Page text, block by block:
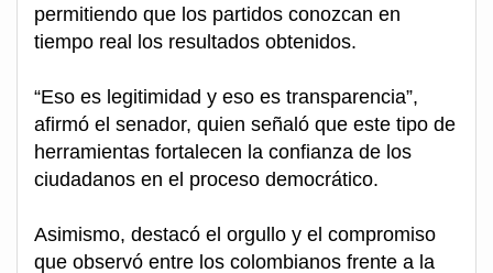
permitiendo que los partidos conozcan en
tiempo real los resultados obtenidos.
“Eso es legitimidad y eso es transparencia”,
afirmó el senador, quien señaló que este tipo de
herramientas fortalecen la confianza de los
ciudadanos en el proceso democrático.
Asimismo, destacó el orgullo y el compromiso
que observó entre los colombianos frente a la